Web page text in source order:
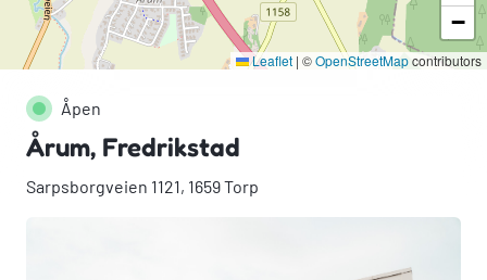
Åpen
Årum, Fredrikstad
Sarpsborgveien 1121, 1659 Torp
−
Leaflet | ©OpenStreetMapcontributors